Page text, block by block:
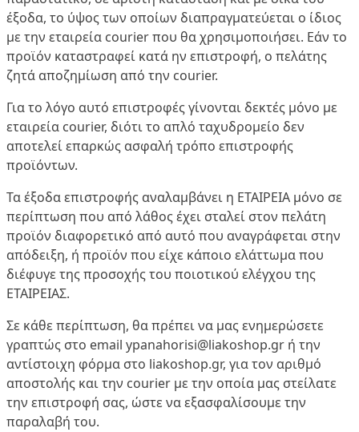
έξοδα, το ύψος των οποίων διαπραγματεύεται ο ίδιος
με την εταιρεία courier που θα χρησιμοποιήσει. Εάν το
προϊόν καταστραφεί κατά ην επιστροφή, ο πελάτης
ζητά αποζημίωση από την courier.
Για το λόγο αυτό επιστροφές γίνονται δεκτές μόνο με
εταιρεία courier, διότι το απλό ταχυδρομείο δεν
αποτελεί επαρκώς ασφαλή τρόπο επιστροφής
προϊόντων.
Τα έξοδα επιστροφής αναλαμβάνει η ΕΤΑΙΡΕΙΑ μόνο σε
περίπτωση που από λάθος έχει σταλεί στον πελάτη
προϊόν διαφορετικό από αυτό που αναγράφεται στην
απόδειξη, ή προϊόν που είχε κάποιο ελάττωμα που
διέφυγε της προσοχής του ποιοτικού ελέγχου της
ΕΤΑΙΡΕΙΑΣ.
Σε κάθε περίπτωση, θα πρέπει να μας ενημερώσετε
γραπτώς στο email ypanahorisi@liakoshop.gr ή την
αντίστοιχη φόρμα στο liakoshop.gr, για τον αριθμό
αποστολής και την courier με την οποία μας στείλατε
την επιστροφή σας, ώστε να εξασφαλίσουμε την
παραλαβή του.